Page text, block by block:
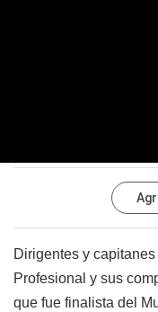
Dirigentes y
Profesional y sus
que fue finalista del